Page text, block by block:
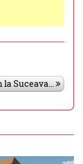
Suceava...